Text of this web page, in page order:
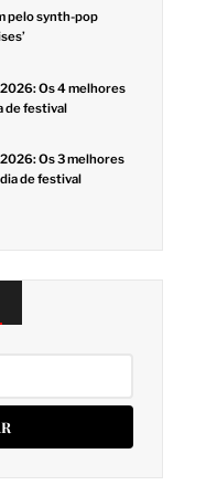
pelo synth-pop
Os 4 melhores
de festival
Os 3 melhores
de festival